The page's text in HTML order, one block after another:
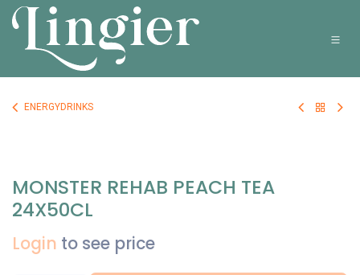
Overslaan naar inhoud
ENERGYDRINKS
MONSTER REHAB PEACH TEA
24X50CL
Login to see price